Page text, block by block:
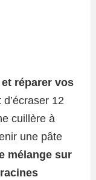
et réparer vos
12
cuillère à
une pâte
mélange sur